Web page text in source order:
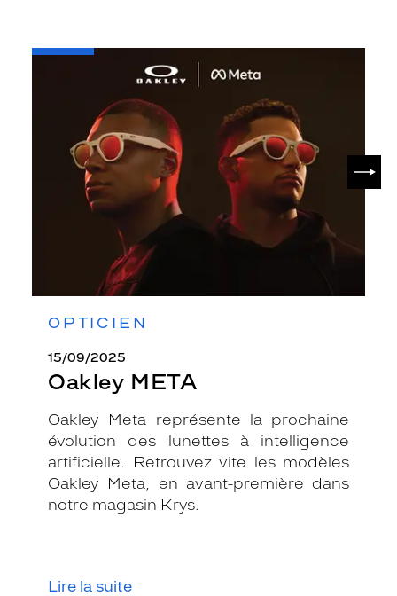
OPTICIEN
15/09/2025
Oakley META
Oakley Meta représente la prochaine
évolution des lunettes à intelligence
artificielle. Retrouvez vite les modèles
Oakley Meta, en avant-première dans
notre magasin Krys.
Lire la suite
-